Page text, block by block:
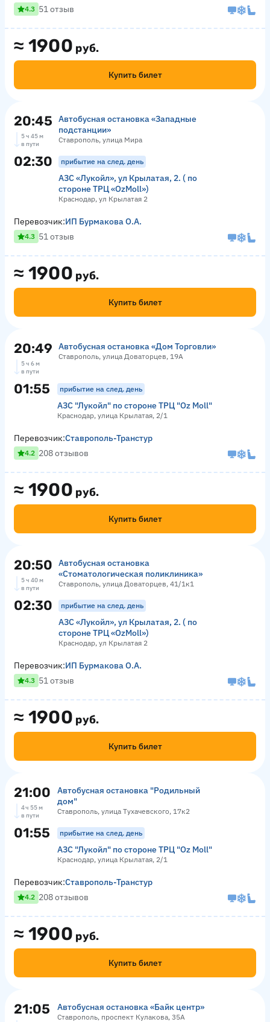
≈ 1900 руб.
Купить билет
4.3 51 отзыв
20:45
Автобусная остановка «Западные
подстанции»
Ставрополь, улица Мира
5 ч 45 м
в пути
02:30 прибытие на след. день
АЗС «Лукойл», ул Крылатая, 2. ( по
стороне ТРЦ «OzMoll»)
Краснодар, ул Крылатая 2
≈ 1900 руб.
Купить билет
Перевозчик:ИП Бурмакова О.А.
4.3 51 отзыв
20:49 Автобусная остановка «Дом Торговли»
Ставрополь, улица Доваторцев, 19А
5 ч 6 м
в пути
01:55 прибытие на след. день
АЗС "Лукойл" по стороне ТРЦ "Оz Moll"
Краснодар, улица Крылатая, 2/1
≈ 1900 руб.
Купить билет
Перевозчик:Ставрополь-Транстур
4.2 208 отзывов
20:50
Автобусная остановка
«Стоматологическая поликлиника»
Ставрополь, улица Доваторцев, 41/1к1
5 ч 40 м
в пути
02:30 прибытие на след. день
АЗС «Лукойл», ул Крылатая, 2. ( по
стороне ТРЦ «OzMoll»)
Краснодар, ул Крылатая 2
≈ 1900 руб.
Купить билет
Перевозчик:ИП Бурмакова О.А.
4.3 51 отзыв
21:00
Автобусная остановка "Родильный
дом"
Ставрополь, улица Тухачевского, 17к2
4 ч 55 м
в пути
01:55 прибытие на след. день
АЗС "Лукойл" по стороне ТРЦ "Оz Moll"
Краснодар, улица Крылатая, 2/1
≈ 1900 руб.
Купить билет
Перевозчик:Ставрополь-Транстур
4.2 208 отзывов
21:05 Автобусная остановка «Байк центр»
Ставрополь, проспект Кулакова, 35А